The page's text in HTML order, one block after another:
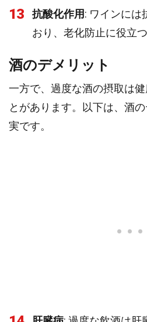
13 抗酸化作用: ワインには
おり、老化防止に役立
酒のデメリット
一方で、過度な酒の摂取は
とがあります。以下は、酒
実です。